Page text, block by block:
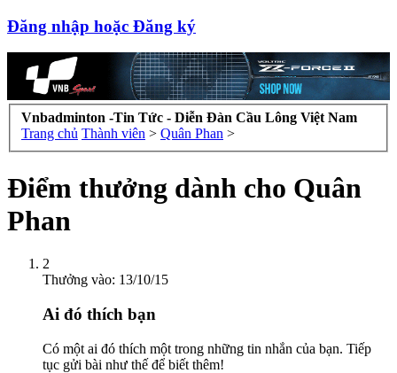
Đăng nhập hoặc Đăng ký
Vnbadminton -Tin Tức - Diễn Đàn Cầu Lông Việt Nam
Trang chủ Thành viên > Quân Phan >
Điểm thưởng dành cho Quân
Phan
2
Thưởng vào: 13/10/15
Ai đó thích bạn
Có một ai đó thích một trong những tin nhắn của bạn. Tiếp
tục gửi bài như thế để biết thêm!